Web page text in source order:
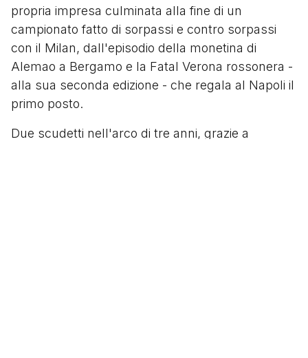
propria impresa culminata alla fine di un
campionato fatto di sorpassi e contro sorpassi
con il Milan, dall'episodio della monetina di
Alemao a Bergamo e la Fatal Verona rossonera -
alla sua seconda edizione - che regala al Napoli il
primo posto.
Due scudetti nell'arco di tre anni, grazie a